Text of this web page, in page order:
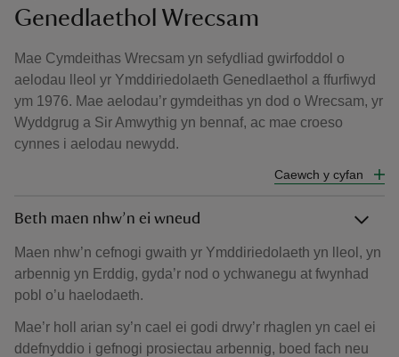
Genedlaethol Wrecsam
Mae Cymdeithas Wrecsam yn sefydliad gwirfoddol o
aelodau lleol yr Ymddiriedolaeth Genedlaethol a ffurfiwyd
ym 1976. Mae aelodau’r gymdeithas yn dod o Wrecsam, yr
Wyddgrug a Sir Amwythig yn bennaf, ac mae croeso
cynnes i aelodau newydd.
Caewch y cyfan
Beth maen nhw’n ei wneud
Maen nhw’n cefnogi gwaith yr Ymddiriedolaeth yn lleol, yn
arbennig yn Erddig, gyda’r nod o ychwanegu at fwynhad
pobl o’u haelodaeth.
Mae’r holl arian sy’n cael ei godi drwy’r rhaglen yn cael ei
ddefnyddio i gefnogi prosiectau arbennig, boed fach neu